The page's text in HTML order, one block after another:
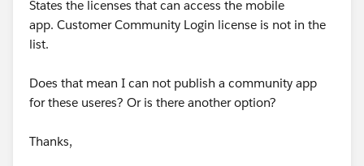
States the licenses that can access the mobile
app. Customer Community Login license is not in the
list.
Does that mean I can not publish a community app
for these useres? Or is there another option?
Thanks,